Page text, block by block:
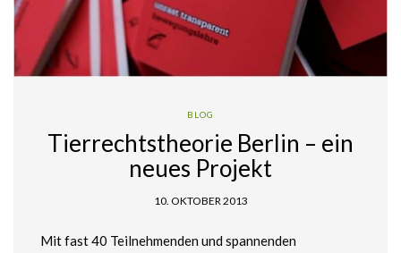
BLOG
Tierrechtstheorie Berlin – ein
neues Projekt
10. OKTOBER 2013
Mit fast 40 Teilnehmenden und spannenden